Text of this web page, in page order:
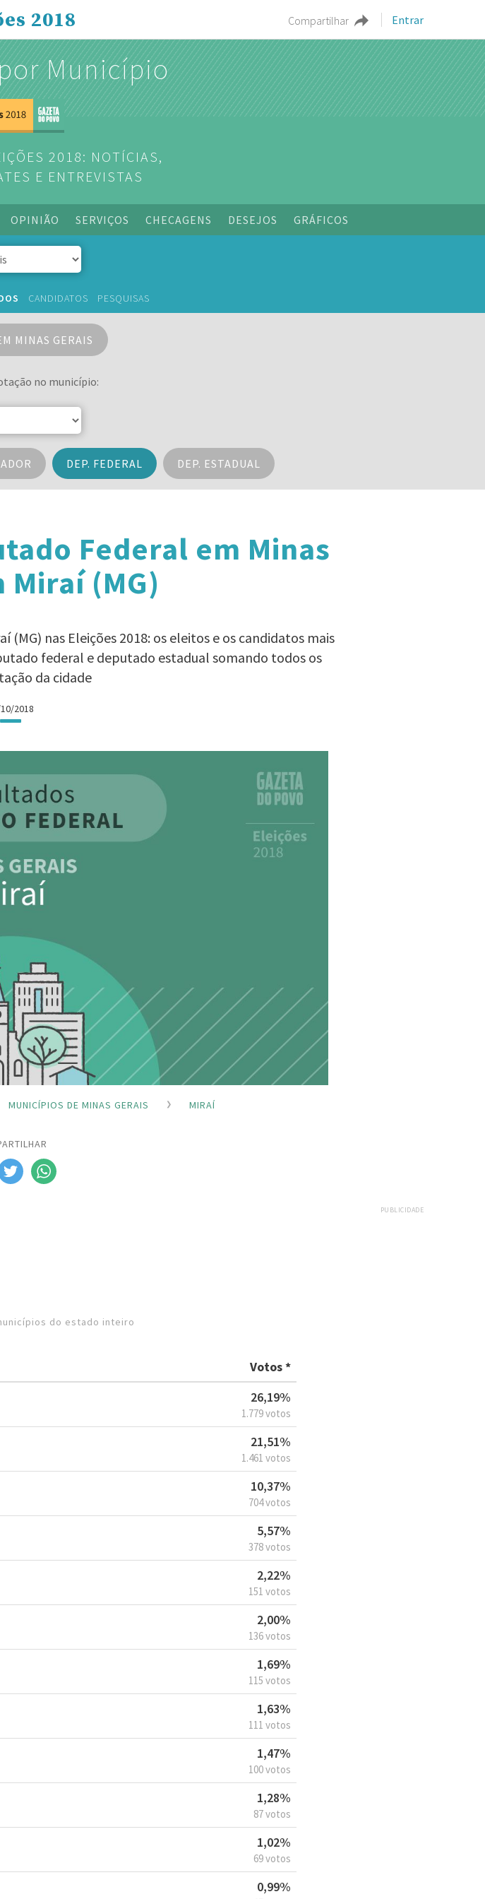
Compartilhar Entrar
2018
Município
2018: NOTÍCIAS,
E ENTREVISTAS
OPINIÃO SERVIÇOS CHECAGENS DESEJOS GRÁFICOS
CANDIDATOS PESQUISAS
MINAS GERAIS
no município:
DEP. FEDERAL DEP. ESTADUAL
Federal em Minas
Miraí (MG)
nas Eleições 2018: os eleitos e os candidatos mais
federal e deputado estadual somando todos os
da cidade
2018
MUNICÍPIOS DE MINAS GERAIS MIRAÍ
PUBLICIDADE
do estado inteiro
Votos *
26,19%
1.779 votos
21,51%
1.461 votos
10,37%
704 votos
5,57%
378 votos
2,22%
151 votos
2,00%
136 votos
1,69%
115 votos
1,63%
111 votos
1,47%
100 votos
1,28%
87 votos
1,02%
69 votos
0,99%